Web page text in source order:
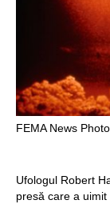
FEMA News
Ufologul Robert
presă care a